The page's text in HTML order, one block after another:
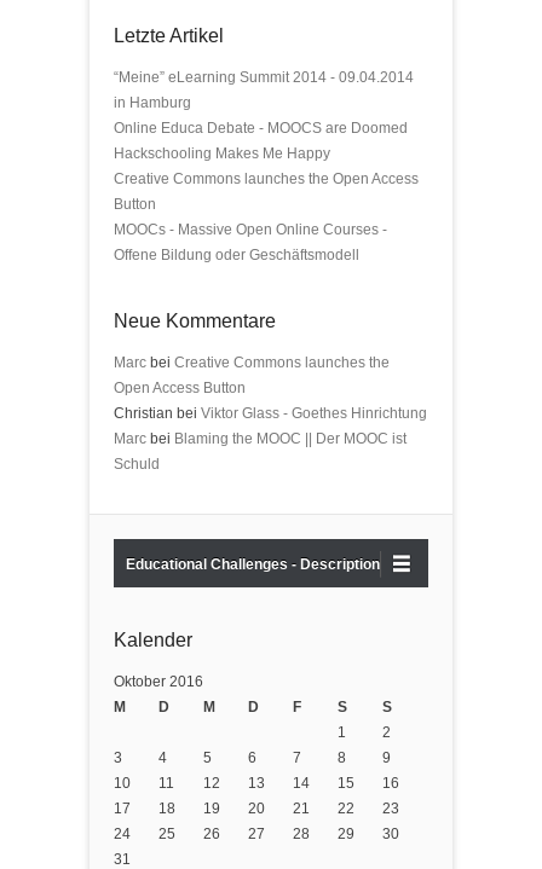
Letzte Artikel
“Meine” eLearning Summit 2014 - 09.04.2014
in Hamburg
Online Educa Debate - MOOCS are Doomed
Hackschooling Makes Me Happy
Creative Commons launches the Open Access
Button
MOOCs - Massive Open Online Courses -
Offene Bildung oder Geschäftsmodell
Neue Kommentare
Marc bei Creative Commons launches the
Open Access Button
Christian bei Viktor Glass - Goethes Hinrichtung
Marc bei Blaming the MOOC || Der MOOC ist
Schuld
Educational Challenges - Description
Kalender
Oktober 2016
M
D M D F S S
1
2
3
4 5 6 7 8
9
10
11 12 13 14 15
16
17
18 19 20 21 22
23
24
25 26 27 28 29
30
31